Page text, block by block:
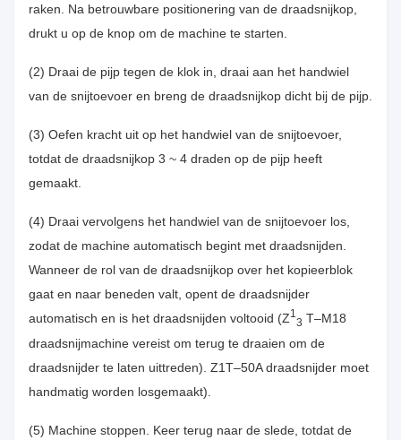
raken. Na betrouwbare positionering van de draadsnijkop,
drukt u op de knop om de machine te starten.
(2) Draai de pijp tegen de klok in, draai aan het handwiel
van de snijtoevoer en breng de draadsnijkop dicht bij de pijp.
(3) Oefen kracht uit op het handwiel van de snijtoevoer,
totdat de draadsnijkop 3 ~ 4 draden op de pijp heeft
gemaakt.
(4) Draai vervolgens het handwiel van de snijtoevoer los,
zodat de machine automatisch begint met draadsnijden.
Wanneer de rol van de draadsnijkop over het kopieerblok
gaat en naar beneden valt, opent de draadsnijder
automatisch en is het draadsnijden voltooid (Z1
3 T–M18
draadsnijmachine vereist om terug te draaien om de
draadsnijder te laten uittreden). Z1T–50A draadsnijder moet
handmatig worden losgemaakt).
(5) Machine stoppen. Keer terug naar de slede, totdat de